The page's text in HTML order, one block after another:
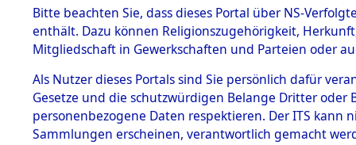
BESTÄNDE
1.
mente
5. Verschiedenes
5.3
Todesmärsche
Bitte beachten Sie, dass dieses Portal über NS-
enthält. Dazu können Religionszugehörigkeit,
Mitgliedschaft in Gewerkschaften und Parteien oder
Als Nutzer dieses Portals sind Sie persönlich dafür
Gesetze und die schutzwürdigen Belange Dritter
personenbezogene Daten respektieren. Der ITS
Sammlungen erscheinen, verantwortlich gemacht